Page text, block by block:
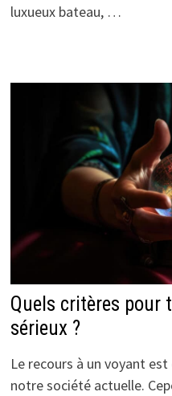
luxueux bateau, …
Quels critères pour
sérieux ?
Le recours à un voyant
notre société actuelle.